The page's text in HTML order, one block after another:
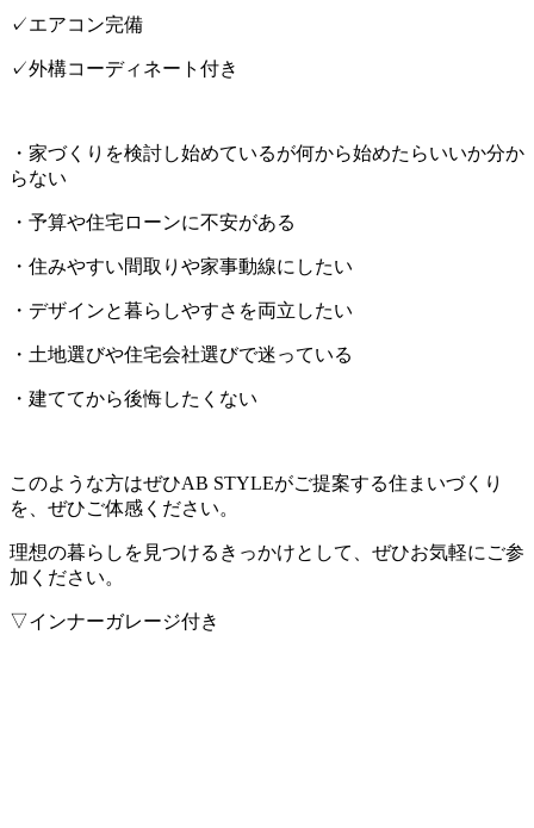
✓エアコン完備
✓外構コーディネート付き
・家づくりを検討し始めているが何から始めたらいいか分か
らない
・予算や住宅ローンに不安がある
・住みやすい間取りや家事動線にしたい
・デザインと暮らしやすさを両立したい
・土地選びや住宅会社選びで迷っている
・建ててから後悔したくない
このような方はぜひAB STYLEがご提案する住まいづくり
を、ぜひご体感ください。
理想の暮らしを見つけるきっかけとして、ぜひお気軽にご参
加ください。
▽インナーガレージ付き